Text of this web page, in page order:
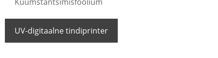
UV-digitaalne tindiprinter